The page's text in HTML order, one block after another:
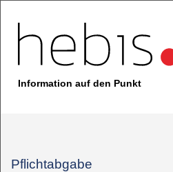
Information auf den Punkt
Pflichtabgabe